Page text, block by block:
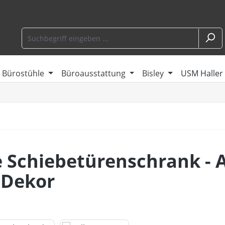
Bürostühle Büroausstattung Bisley USM Haller
Schiebetürenschrank -